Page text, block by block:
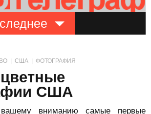
|США |ФОТОГРАФИЯ
США
вашему вниманию самые первые